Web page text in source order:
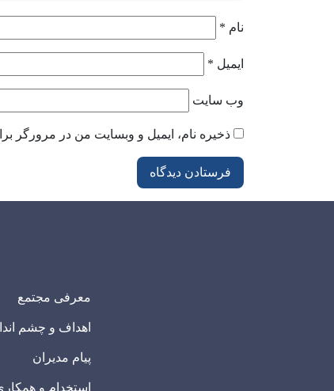
نام *
ایمیل *
وب‌ سایت
ذخیره نام، ایمیل و وبسایت من در مرورگر
معرفی مجتمع
اهداف و چشم
پیام مدیران
استخدام و